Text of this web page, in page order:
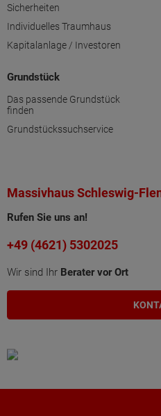
Sicherheiten
Individuelles Traumhaus
Kapitalanlage / Investoren
Grundstück
Das passende Grundstück
finden
Grundstückssuchservice
Massivhaus Schleswig-
Rufen Sie uns an!
+49 (4621) 5302025
Wir sind Ihr Berater vor Ort